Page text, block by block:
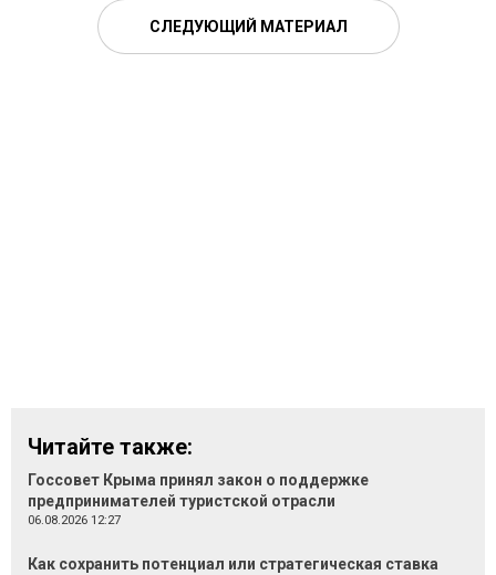
СЛЕДУЮЩИЙ МАТЕРИАЛ
Читайте также:
Госсовет Крыма принял закон о поддержке
предпринимателей туристской отрасли
06.08.2026 12:27
Как сохранить потенциал или стратегическая ставка